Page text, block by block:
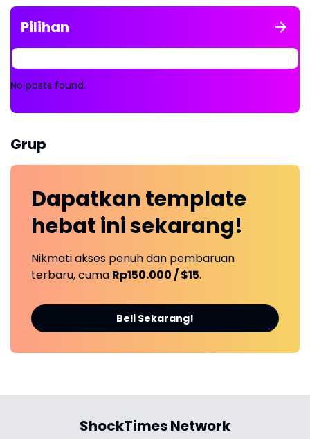
Pilihan
No posts found.
Grup
Dapatkan template
hebat inisekarang!
Nikmati akses penuh dan pembaruan
terbaru, cuma Rp150.000 / $15.
Beli Sekarang!
ShockTimes Network